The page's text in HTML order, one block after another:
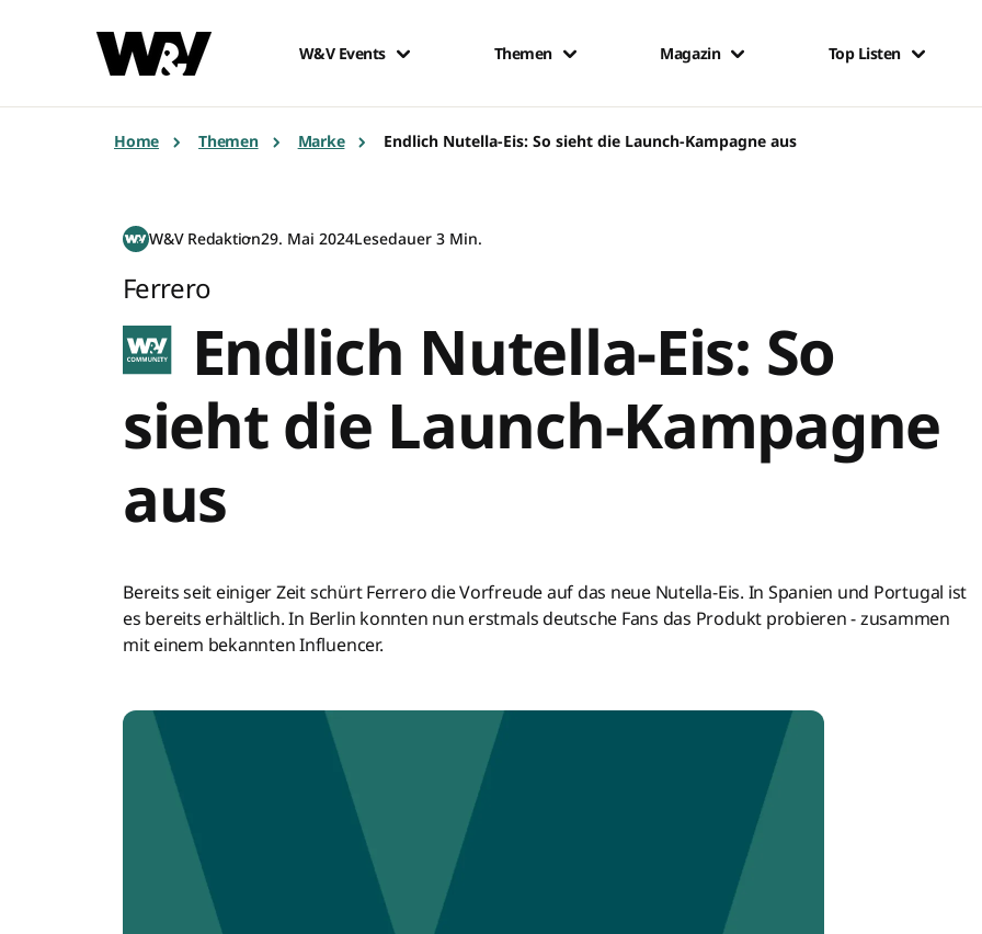
W&V Events Themen Magazin Top Listen
Home Themen Marke Endlich Nutella-Eis: So sieht die Launch-Kampagne aus
W&V Redaktion29. Mai 2024Lesedauer 3 Min.
Ferrero
Endlich Nutella-Eis: So
sieht die Launch-Kampagne
aus
Bereits seit einiger Zeit schürt Ferrero die Vorfreude auf das neue Nutella-Eis. In Spanien und Portugal ist
es bereits erhältlich. In Berlin konnten nun erstmals deutsche Fans das Produkt probieren - zusammen
mit einem bekannten Influencer.